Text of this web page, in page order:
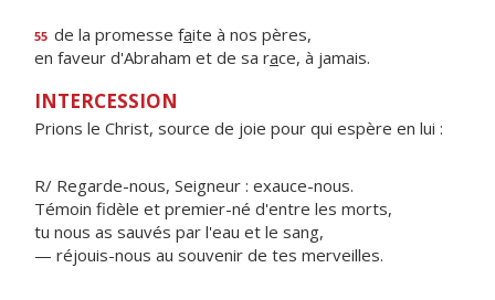
55 de la promesse faite à nos pères,
en faveur d'Abraham et de sa race, à jamais.
INTERCESSION
Prions le Christ, source de joie pour qui espère en lui :
R/ Regarde-nous, Seigneur : exauce-nous.
Témoin fidèle et premier-né d'entre les morts,
tu nous as sauvés par l'eau et le sang,
— réjouis-nous au souvenir de tes merveilles.